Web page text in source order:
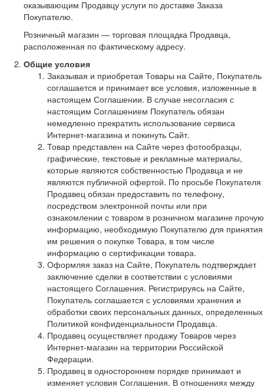
оказывающим Продавцу услуги по доставке Заказа
Покупателю.
Розничный магазин — торговая площадка Продавца,
расположенная по фактическому адресу.
Общие условия
Заказывая и приобретая Товары на Сайте, Покупатель
соглашается и принимает все условия, изложенные в
настоящем Соглашении. В случае несогласия с
настоящим Соглашением Покупатель обязан
немедленно прекратить использование сервиса
Интернет-магазина и покинуть Сайт.
Товар представлен на Сайте через фотообразцы,
графические, текстовые и рекламные материалы,
которые являются собственностью Продавца и не
являются публичной офертой. По просьбе Покупателя
Продавец обязан предоставить по телефону,
посредством электронной почты или при
ознакомлении с товаром в розничном магазине прочую
информацию, необходимую Покупателю для принятия
им решения о покупке Товара, в том числе
информацию о сертификации товара.
Оформляя заказ на Сайте, Покупатель подтверждает
заключение сделки в соответствии с условиями
настоящего Соглашения. Регистрируясь на Сайте,
Покупатель соглашается с условиями хранения и
обработки своих персональных данных, определенных
Политикой конфиденциальности Продавца.
Продавец осуществляет продажу Товаров через
Интернет-магазин на территории Российской
Федерации.
Продавец в одностороннем порядке принимает и
изменяет условия Соглашения. В отношениях между